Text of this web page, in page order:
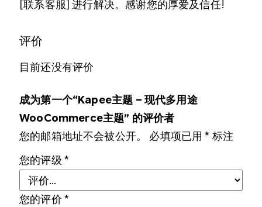
[联系客服] 进行解决。感谢您的厚爱及信任!
评价
目前还没有评价
成为第一个“Kapee主题 – 现代多用途
WooCommerce主题” 的评价者
您的邮箱地址不会被公开。
必填项已用* 标注
您的评级 *
您的评价 *